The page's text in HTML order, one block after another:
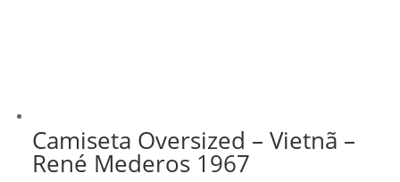
Camiseta Oversized – Vietnã –
René Mederos 1967